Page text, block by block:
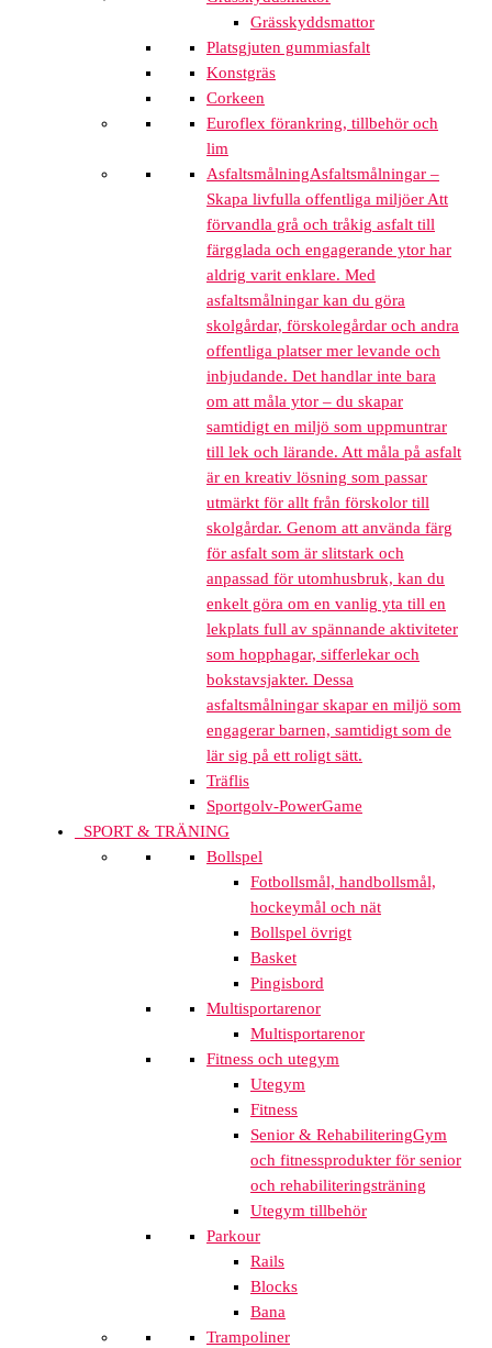
Grässkyddsmattor
Platsgjuten gummiasfalt
Konstgräs
Corkeen
Euroflex förankring, tillbehör och
lim
AsfaltsmålningAsfaltsmålningar –
Skapa livfulla offentliga miljöer Att
förvandla grå och tråkig asfalt till
färgglada och engagerande ytor har
aldrig varit enklare. Med
asfaltsmålningar kan du göra
skolgårdar, förskolegårdar och andra
offentliga platser mer levande och
inbjudande. Det handlar inte bara
om att måla ytor – du skapar
samtidigt en miljö som uppmuntrar
till lek och lärande. Att måla på asfalt
är en kreativ lösning som passar
utmärkt för allt från förskolor till
skolgårdar. Genom att använda färg
för asfalt som är slitstark och
anpassad för utomhusbruk, kan du
enkelt göra om en vanlig yta till en
lekplats full av spännande aktiviteter
som hopphagar, sifferlekar och
bokstavsjakter. Dessa
asfaltsmålningar skapar en miljö som
engagerar barnen, samtidigt som de
lär sig på ett roligt sätt.
Träflis
Sportgolv-PowerGame
SPORT & TRÄNING
Bollspel
Fotbollsmål, handbollsmål,
hockeymål och nät
Bollspel övrigt
Basket
Pingisbord
Multisportarenor
Multisportarenor
Fitness och utegym
Utegym
Fitness
Senior & RehabiliteringGym
och fitnessprodukter för senior
och rehabiliteringsträning
Utegym tillbehör
Parkour
Rails
Blocks
Bana
Trampoliner